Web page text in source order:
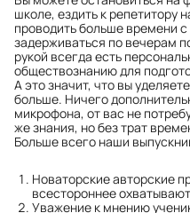
школе, ездить к репетитору
проводить больше времени
задерживаться по вечерам
рукой всегда есть
обществознанию для
А это значит, что вы
больше. Ничего
микрофона, от вас не
же знания, но без трат
Больше всего наши
Новаторские авторские
всестороннее
Уважение к мнению